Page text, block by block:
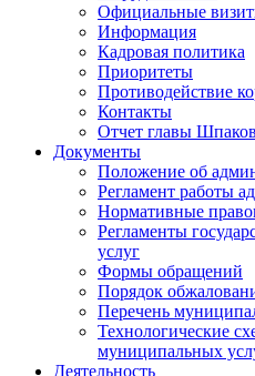
Официальные
Информация
Кадровая политика
Приоритеты
Противодействие
Контакты
Отчет главы
Документы
Положение об
Регламент работы
Нормативные
Регламенты
услуг
Формы обращений
Порядок
Перечень
Технологические
муниципальных
Деятельность